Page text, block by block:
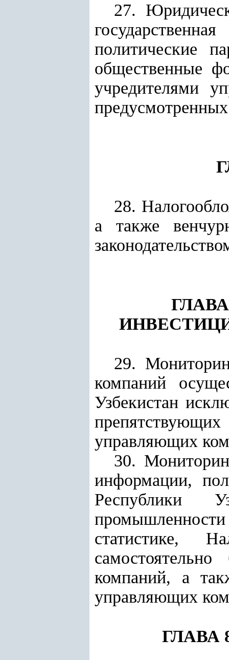
27.
политические
общественные
учредителями
28.
а также
29.
компаний
Узбекистан
управляющих
30.
информации,
Республики
статистике,
компаний, а
управляющих
ГЛАВА